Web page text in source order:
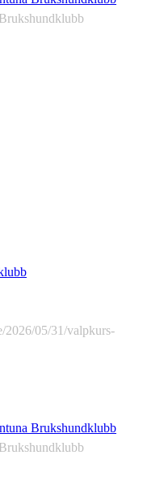
2026/05/31/valpkurs-
Brukshundklubb